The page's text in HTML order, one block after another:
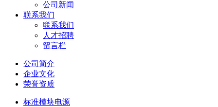
公司新闻
联系我们
联系我们
人才招聘
留言栏
公司简介
企业文化
荣誉资质
标准模块电源